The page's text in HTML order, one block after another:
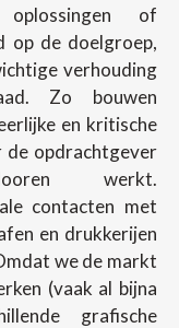
oplossingen of
op de doelgroep,
verhouding
Zo bouwen
en kritische
de opdrachtgever
werkt.
contacten met
en drukkerijen
we de markt
(vaak al bijna
grafische